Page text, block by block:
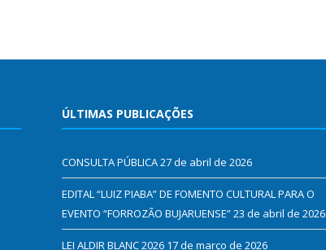
ÚLTIMAS PUBLICAÇÕES
CONSULTA PÚBLICA27 de abril de 2026
EDITAL “LUIZ PIABA” DE FOMENTO CULTURAL PARA O
EVENTO “FORROZÃO BUJARUENSE”23 de abril de 2026
LEI ALDIR BLANC 2026 17 de março de 2026